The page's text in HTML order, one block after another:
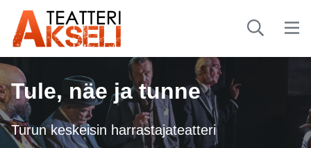
Tule, näe ja tunne
Turun keskeisin harrastajateatteri